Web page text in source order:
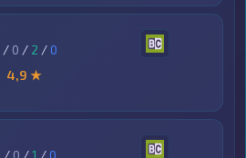
/ 0 / 2 /0
4,9 ★
/ 0 /1 /0